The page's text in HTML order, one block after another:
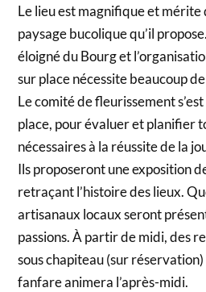
Le lieu est magnifique et mérite
paysage bucolique qu’il
éloigné du Bourg et
sur place nécessite beaucoup
Le comité de fleurissement
place, pour évaluer et planifier
nécessaires à la réussite de la
Ils proposeront une exposition
retraçant l’histoire des lieux.
artisanaux locaux seront
passions. À partir de midi, des
sous chapiteau (sur
fanfare animera l’après-midi.